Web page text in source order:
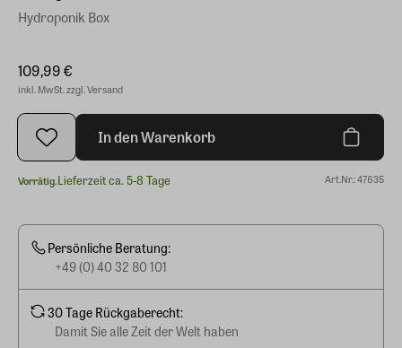
Hydroponik Box
109,99 €
inkl. MwSt. zzgl. Versand
In den Warenkorb
Vorrätig.Lieferzeit ca. 5-8 Tage Art.Nr.: 47635
Persönliche Beratung:
+49 (0) 40 32 80 101
30 Tage Rückgaberecht:
Damit Sie alle Zeit der Welt haben